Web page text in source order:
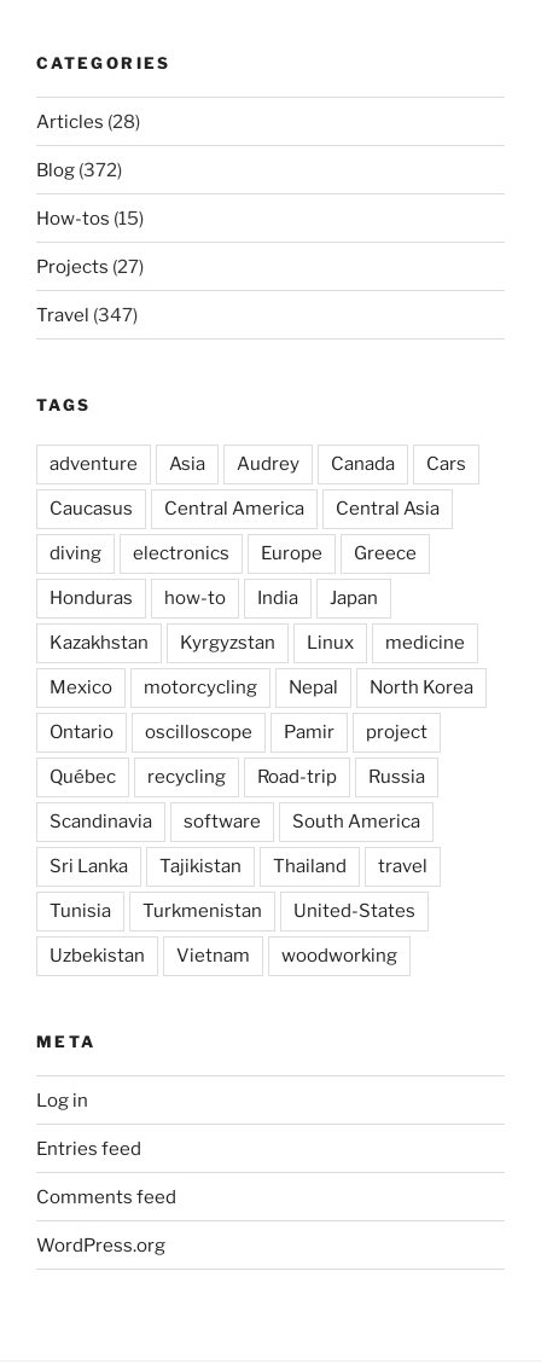
CATEGORIES
Articles (28)
Blog (372)
How-tos (15)
Projects (27)
Travel (347)
TAGS
adventure Asia Audrey Canada Cars
Caucasus Central America Central Asia
diving electronics Europe Greece
Honduras how-to India Japan
Kazakhstan Kyrgyzstan Linux medicine
Mexico motorcycling Nepal North Korea
Ontario oscilloscope Pamir project
Québec recycling Road-trip Russia
Scandinavia software South America
Sri Lanka Tajikistan Thailand travel
Tunisia Turkmenistan United-States
Uzbekistan Vietnam woodworking
META
Log in
Entries feed
Comments feed
WordPress.org